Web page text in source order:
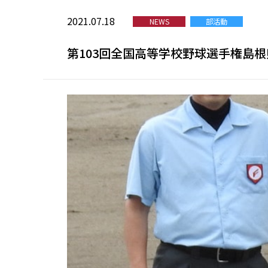
2021.07.18 NEWS 部活動
第103回全国高等学校野球選手権島